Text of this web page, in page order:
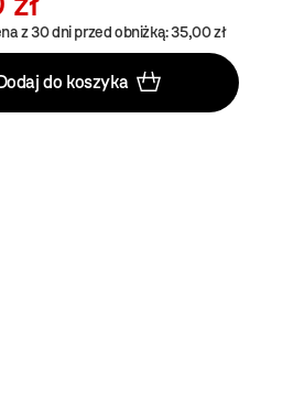
z 30 dni przed obniżką: 35,00 zł
do koszyka